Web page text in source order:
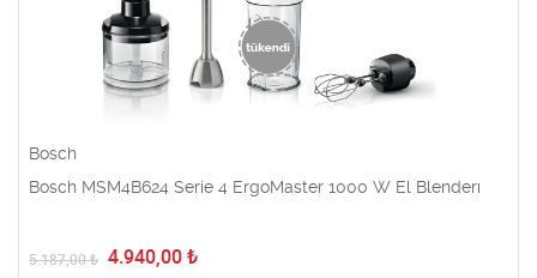
Bosch
Bosch MSM4B624 Serie 4 ErgoMaster 1000 W El Blenderı
5.187,00₺ 4.940,00 ₺